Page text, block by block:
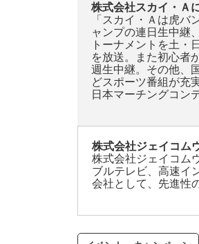
株式会社スカイ・Ａ
「スカイ・Ａは虎
ャンプの連日生中継
トーナメントを土・
を放送。また初心者
週生中継。その他、
どスポーツ番組が充
日本マーチングコン
株式会社ジェイコム
株式会社ジェイコム
ブルテレビ、高速イ
会社として、先進性